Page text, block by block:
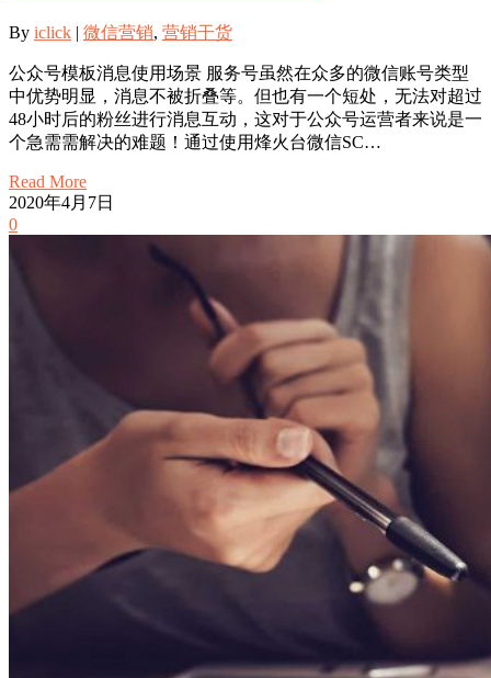
By iclick | 微信营销, 营销干货
公众号模板消息使用场景 服务号虽然在众多的微信账号类型
中优势明显，消息不被折叠等。但也有一个短处，无法对超过
48小时后的粉丝进行消息互动，这对于公众号运营者来说是一
个急需需解决的难题！通过使用烽火台微信SC…
Read More
2020年4月7日
0